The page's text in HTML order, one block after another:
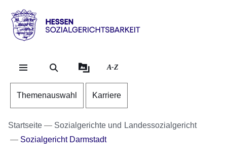
Direkt zum Kopf der
Direkt zum Inhalt
Direkt zum Fuß der
Hessen
Sozialgerichtsbarkeit
A-Z
Themenauswahl Karriere
Startseite
Sozialgerichte und Landessozialgericht
Sozialgericht Darmstadt